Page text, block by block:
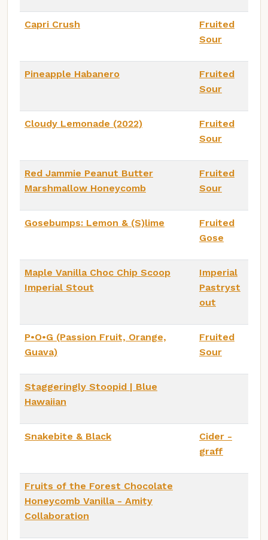
Capri Crush
Fruited
Sour
Pineapple Habanero
Fruited
Sour
Cloudy Lemonade (2022)
Fruited
Sour
Red Jammie Peanut Butter
Marshmallow Honeycomb
Fruited
Sour
Gosebumps: Lemon & (S)lime
Fruited
Gose
Maple Vanilla Choc Chip Scoop
Imperial Stout
Imperial
Pastryst
out
P•O•G (Passion Fruit, Orange,
Guava)
Fruited
Sour
Staggeringly Stoopid | Blue
Hawaiian
Snakebite & Black
Cider -
graff
Fruits of the Forest Chocolate
Honeycomb Vanilla - Amity
Collaboration